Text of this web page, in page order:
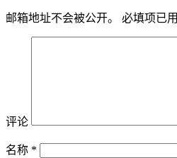
邮箱地址不会被公开。 必填项已用
评论
名称 *